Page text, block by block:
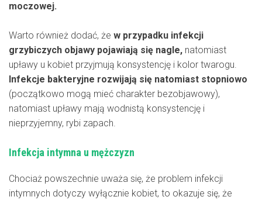
moczowej.
Warto również dodać, że w przypadku infekcji
grzybiczych objawy pojawiają się nagle, natomiast
upławy u kobiet przyjmują konsystencję i kolor twarogu.
Infekcje bakteryjne rozwijają się natomiast stopniowo
(początkowo mogą mieć charakter bezobjawowy),
natomiast upławy mają wodnistą konsystencję i
nieprzyjemny, rybi zapach.
Infekcja intymna u mężczyzn
Chociaż powszechnie uważa się, że problem infekcji
intymnych dotyczy wyłącznie kobiet, to okazuje się, że